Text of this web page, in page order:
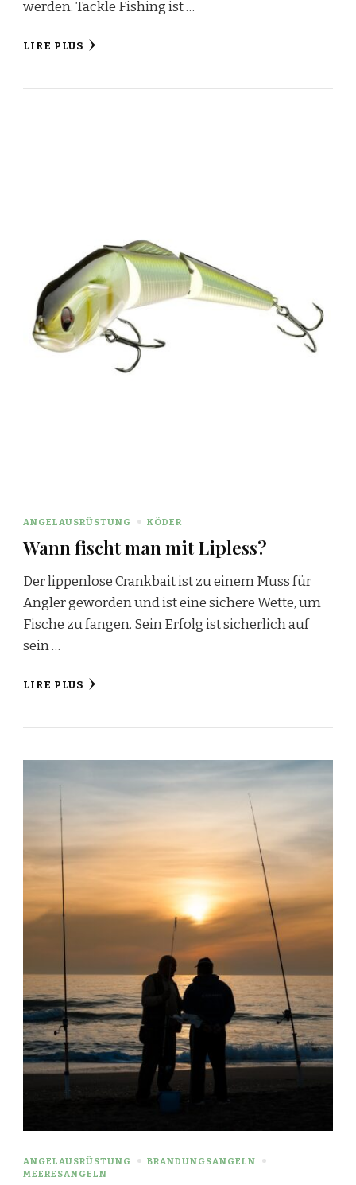
werden. Tackle Fishing ist …
LIRE PLUS
ANGELAUSRÜSTUNG KÖDER
Wann fischt man mit Lipless?
Der lippenlose Crankbait ist zu einem Muss für
Angler geworden und ist eine sichere Wette, um
Fische zu fangen. Sein Erfolg ist sicherlich auf
sein …
LIRE PLUS
ANGELAUSRÜSTUNG
BRANDUNGSANGELN
MEERESANGELN